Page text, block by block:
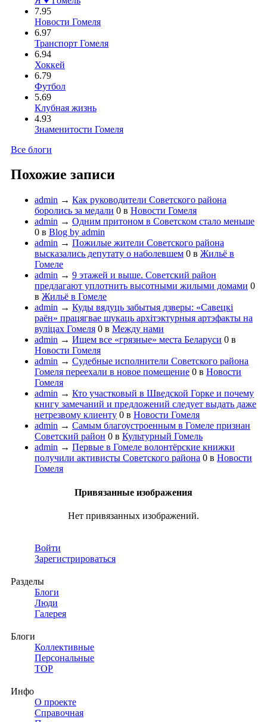
7.95
Новости Гомеля
6.97
Транспорт Гомеля
6.94
Хоккей
6.79
Футбол
5.69
Клубная жизнь
4.93
Знаменитости Гомеля
Все блоги
Похожие записи
admin → Как руководители Советского района
боролись за медали 0 в Новости Гомеля
admin → Одним притоном в Советском стало меньше
0 в Blog by admin
admin → Пожилые жители Советского района
высказались депутату о наболевшем 0 в Жильё в
Гомеле
admin → 9 этажей и выше. Советский район
предлагают уплотнить высотными жилыми домами 0
в Жильё в Гомеле
admin → Куды вядуць забытыя дзверы: «Савецкі
раён» працягвае шукаць архітэктурныя артэфакты на
вуліцах Гомеля 0 в Между нами
admin → Ищем все «грязные» места Беларуси 0 в
Новости Гомеля
admin → Судебные исполнители Советского района
Гомеля переехали в новое помещение 0 в Новости
Гомеля
admin → Кто участковый в Шведской Горке и почему
книгу замечаний и предложений следует выдать даже
нетрезвому клиенту 0 в Новости Гомеля
admin → Самым благоустроенным в Гомеле признан
Советский район 0 в Культурный Гомель
admin → Первые в Гомеле волонтёрские книжки
получили активисты Советского района 0 в Новости
Гомеля
Привязанные изображения
Нет привязанных изображений.
Войти
Зарегистрироваться
Разделы
Блоги
Люди
Галерея
Блоги
Коллективные
Персональные
TOP
Инфо
О проекте
Справочная